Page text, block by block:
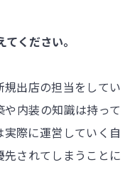
ください。
出店の担当をしてい
内装の知識は持って
際に運営していく自
されてしまうことに